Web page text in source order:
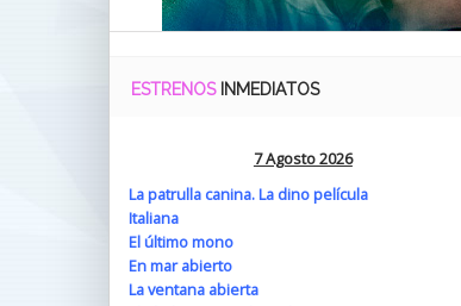
ESTRENOS INMEDIATOS
7 Agosto 2026
La patrulla canina. La dino película
Italiana
El último mono
En mar abierto
La ventana abierta